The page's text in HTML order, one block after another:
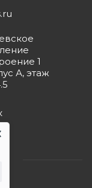
1
А, этаж